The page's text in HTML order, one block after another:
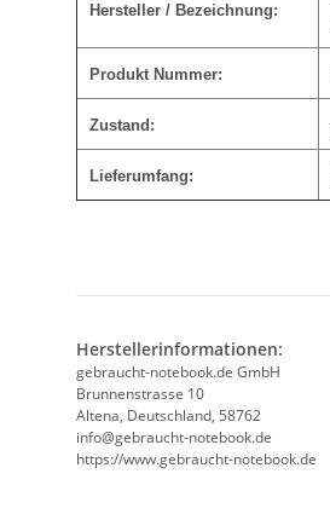
Hersteller / Bezeichnung:
Produkt Nummer:
Zustand:
Lieferumfang:
Herstellerinformationen:
gebraucht-notebook.de GmbH
Brunnenstrasse 10
Altena, Deutschland, 58762
info@gebraucht-notebook.de
https://www.gebraucht-notebook.de